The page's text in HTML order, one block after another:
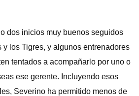
dos inicios muy buenos seguidos
los Tigres, y algunos entrenadores
tentados a acompañarlo por uno o
ese gerente. Incluyendo esos
Severino ha permitido menos de